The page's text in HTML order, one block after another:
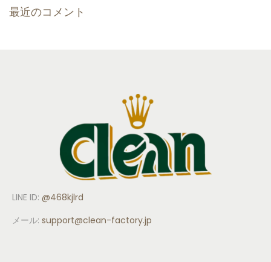
最近のコメント
LINE ID: @468kjlrd
メール: support@clean-factory.jp